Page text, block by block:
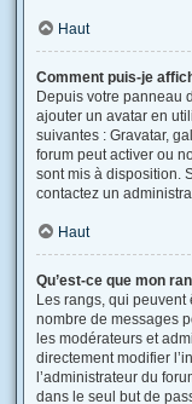
Haut
Comment puis-je
Depuis votre panneau
ajouter un avatar en
suivantes : Gravatar,
forum peut activer ou
sont mis à disposition.
contactez un
Haut
Qu’est-ce que mon
Les rangs, qui peuvent
nombre de messages
les modérateurs et
directement modifier
l’administrateur du
dans le seul but de